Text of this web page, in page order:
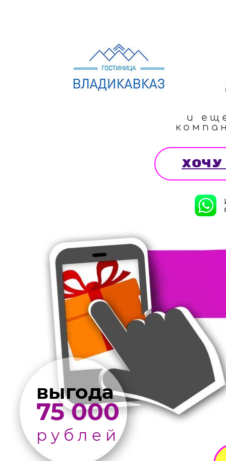
и
выгода
75 000
р у б л е й